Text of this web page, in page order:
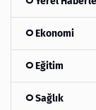
Ekonomi
Eğitim
Sağlık